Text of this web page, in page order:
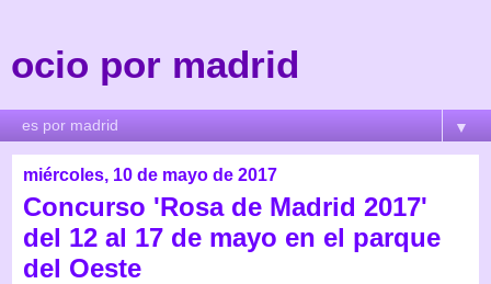
ocio por madrid
▼
miércoles, 10 de mayo de 2017
Concurso 'Rosa de Madrid 2017'
del 12 al 17 de mayo en el parque
del Oeste